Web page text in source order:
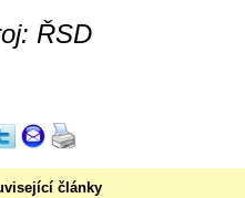
ŘSD
články